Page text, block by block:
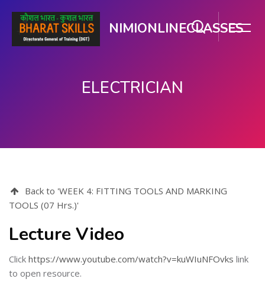
NIMIONLINECLASSES
ELECTRICIAN
Back to 'WEEK 4: FITTING TOOLS AND MARKING
TOOLS (07 Hrs.)'
Lecture Video
Click https://www.youtube.com/watch?v=kuWIuNFOvks link
to open resource.